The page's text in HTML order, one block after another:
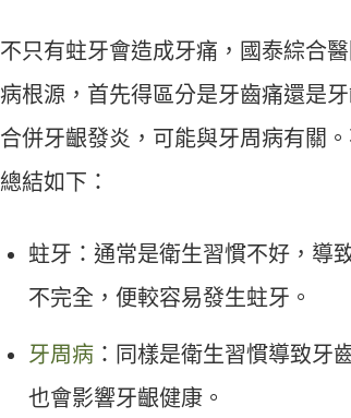
不只有蛀牙會造成牙痛，國泰綜合
病根源，首先得區分是牙齒痛還是
合併牙齦發炎，可能與牙周病有關
總結如下：
蛀牙：通常是衛生習慣不好，導
不完全，便較容易發生蛀牙。
牙周病 ：同樣是衛生習慣導致牙
也會影響牙齦健康。